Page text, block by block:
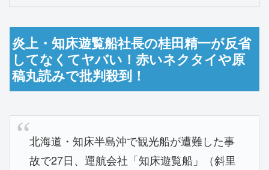
炎上・知床遊覧船社長の桂田精一が反省
してなくてヤバい！赤いネクタイや原
稿丸読みで批判殺到！
北海道・知床半島沖で観光船が遭難した事
故で27日、運航会社「知床遊覧船」（斜里